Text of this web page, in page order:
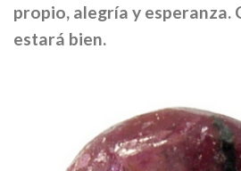
propio, alegría y esperanza.
estará bien.